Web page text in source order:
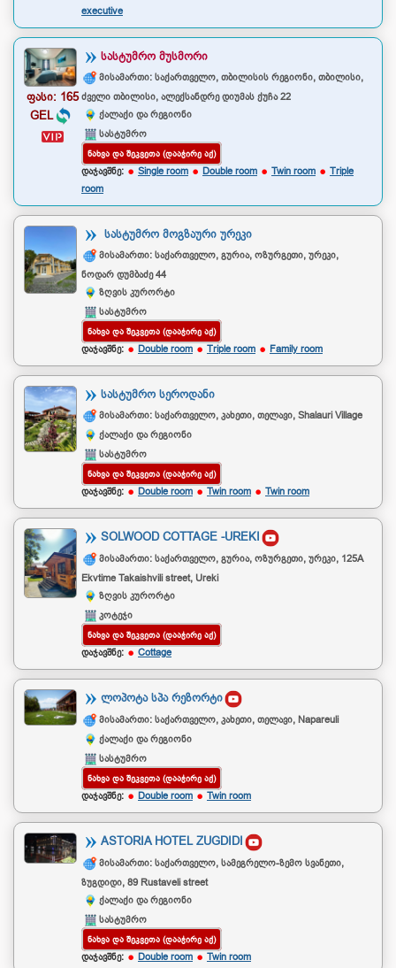
executive
ფასი: 165
GEL
ᲡᲐᲡᲢᲣᲛᲠᲝ ᲛᲣᲡᲛᲝᲠᲘ
მისამართი: საქართველო, თბილისის რეგიონი, თბილისი,
ძველი თბილისი, ალექსანდრე დიუმას ქუჩა 22
ქალაქი და რეგიონი
სასტუმრო
ᲜᲐᲮᲕᲐ ᲓᲐ ᲨᲔᲙᲕᲔᲗᲐ (ᲓᲐᲐᲭᲘᲠᲔ ᲐᲥ)
დაჯავშნე: Single room Double room Twin room
Triple
room
ᲡᲐᲡᲢᲣᲛᲠᲝ ᲛᲝᲒᲖᲐᲣᲠᲘ ᲣᲠᲔᲙᲘ
მისამართი: საქართველო, გურია, ოზურგეთი, ურეკი,
ნოდარ დუმბაძე 44
ზღვის კურორტი
სასტუმრო
ᲜᲐᲮᲕᲐ ᲓᲐ ᲨᲔᲙᲕᲔᲗᲐ (ᲓᲐᲐᲭᲘᲠᲔ ᲐᲥ)
დაჯავშნე: Double room Triple room Family room
ᲡᲐᲡᲢᲣᲛᲠᲝ ᲡᲔᲠᲝᲓᲐᲜᲘ
მისამართი: საქართველო, კახეთი, თელავი, Shalauri Village
ქალაქი და რეგიონი
სასტუმრო
ᲜᲐᲮᲕᲐ ᲓᲐ ᲨᲔᲙᲕᲔᲗᲐ (ᲓᲐᲐᲭᲘᲠᲔ ᲐᲥ)
დაჯავშნე: Double room Twin room Twin room
SOLWOOD COTTAGE -UREKI
მისამართი: საქართველო, გურია, ოზურგეთი, ურეკი, 125A
Ekvtime Takaishvili street, Ureki
ზღვის კურორტი
კოტეჯი
ᲜᲐᲮᲕᲐ ᲓᲐ ᲨᲔᲙᲕᲔᲗᲐ (ᲓᲐᲐᲭᲘᲠᲔ ᲐᲥ)
დაჯავშნე: Cottage
ᲚᲝᲞᲝᲢᲐ ᲡᲞᲐ ᲠᲔᲖᲝᲠᲢᲘ
მისამართი: საქართველო, კახეთი, თელავი, Napareuli
ქალაქი და რეგიონი
სასტუმრო
ᲜᲐᲮᲕᲐ ᲓᲐ ᲨᲔᲙᲕᲔᲗᲐ (ᲓᲐᲐᲭᲘᲠᲔ ᲐᲥ)
დაჯავშნე: Double room Twin room
ASTORIA HOTEL ZUGDIDI
მისამართი: საქართველო, სამეგრელო-ზემო სვანეთი,
ზუგდიდი, 89 Rustaveli street
ქალაქი და რეგიონი
სასტუმრო
ᲜᲐᲮᲕᲐ ᲓᲐ ᲨᲔᲙᲕᲔᲗᲐ (ᲓᲐᲐᲭᲘᲠᲔ ᲐᲥ)
დაჯავშნე: Double room Twin room